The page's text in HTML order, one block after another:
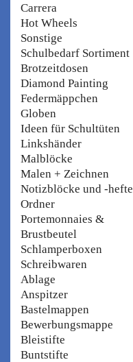
Carrera
Hot Wheels
Sonstige
Schulbedarf Sortiment
Brotzeitdosen
Diamond Painting
Federmäppchen
Globen
Ideen für Schultüten
Linkshänder
Malblöcke
Malen + Zeichnen
Notizblöcke und -hefte
Ordner
Portemonnaies &
Brustbeutel
Schlamperboxen
Schreibwaren
Ablage
Anspitzer
Bastelmappen
Bewerbungsmappe
Bleistifte
Buntstifte